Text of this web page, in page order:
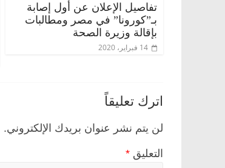
تفاصيل الإعلان عن أول إصابة
بـ”كورونا” في مصر ومطالبات
بإقالة وزيرة الصحة
14 فبراير، 2020
اترك تعليقاً
لن يتم نشر عنوان بريدك الإلكتروني.
التعليق *